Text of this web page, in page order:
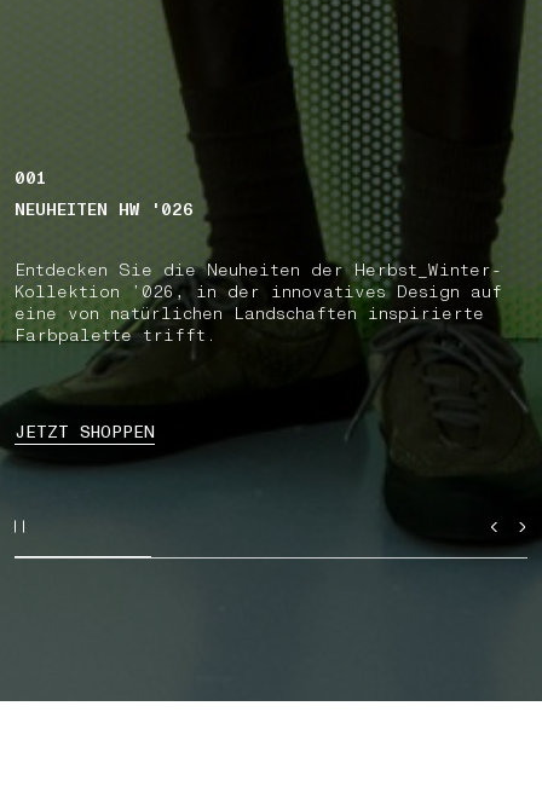
001
NEUHEITEN HW '026
Entdecken Sie die Neuheiten der Herbst_Winter-
Kollektion ’026, in der innovatives Design auf
eine von natürlichen Landschaften inspirierte
Farbpalette trifft.
JETZT SHOPPEN